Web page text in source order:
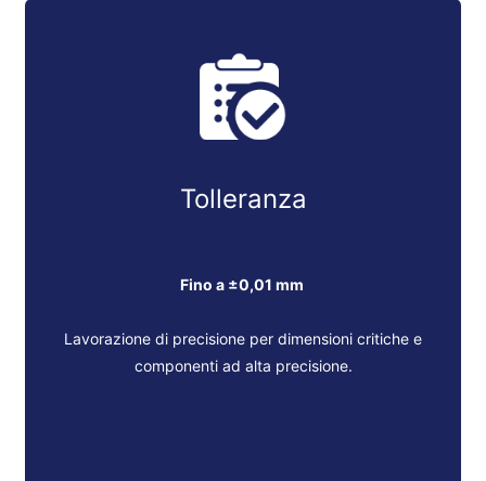
Superfici lavorabili
Conteggio impostazioni
Sottosquadri/Caratteristiche
Tolleranza
Fino a ±0,01 mm
Lavorazione di precisione per dimensioni critiche e
componenti ad alta precisione.